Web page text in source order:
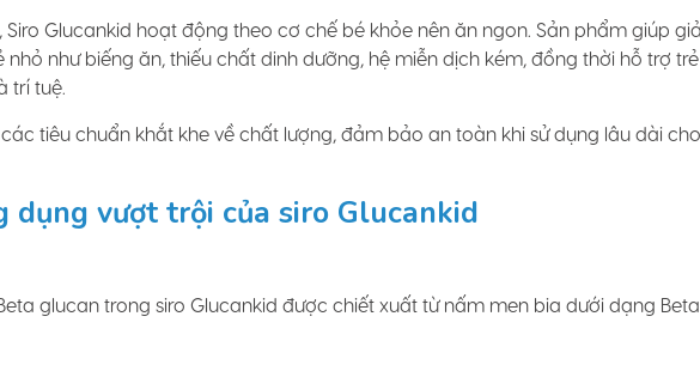
Glucankid hoạt động theo cơ chế bé khỏe nên ăn ngon. Sản phẩm giúp
như biếng ăn, thiếu chất dinh dưỡng, hệ miễn dịch kém, đồng thời hỗ trợ trẻ
trí tuệ.
tiêu chuẩn khắt khe về chất lượng, đảm bảo an toàn khi sử dụng lâu dài cho
dụng vượt trội của siro Glucankid
glucan trong siro Glucankid được chiết xuất từ nấm men bia dưới dạng Beta